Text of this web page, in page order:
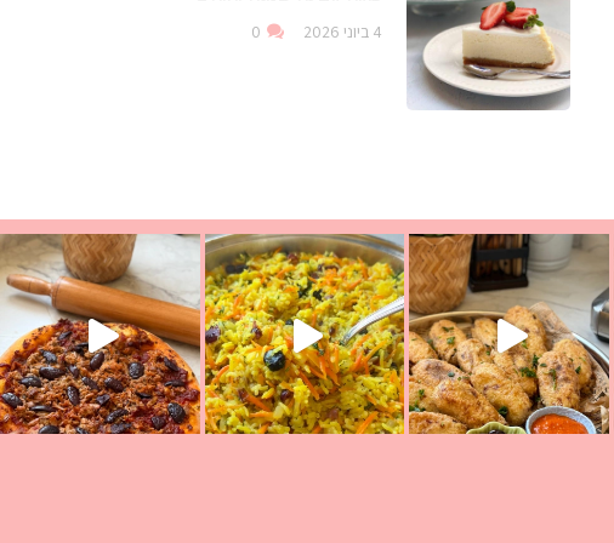
4 ביוני 2026 0
ולכבוד שבת קודשלמתכון
של תשעת הימים ולמה היא נקראת ככה? ההסבר בסרטו